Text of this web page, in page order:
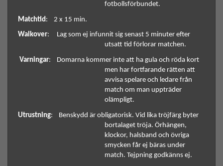
fotbollsförbundet.
Matchtid : 2 x 15 min.
Walkover:
Lag som ej infunnit sig senast 5 minuter efter
utsatt tid förlorar matchen.
Varningar:
Domarna kommer inte att ha gula och röda kort
men har fortfarande rätten att
avvisa spelare och ledare från
match om man uppträder
olämpligt.
Utrustning:
Benskydd är obligatorisk. Vid lika tröjfärg byter
bortalaget tröja. Örhängen,
klockor, halsband och övriga
smycken får ej bäras under
match. Tejpning godkänns ej.